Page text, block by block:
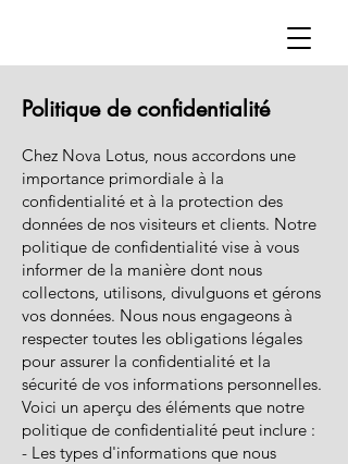
Politique de confidentialité
Chez Nova Lotus, nous accordons une
importance primordiale à la
confidentialité et à la protection des
données de nos visiteurs et clients. Notre
politique de confidentialité vise à vous
informer de la manière dont nous
collectons, utilisons, divulguons et gérons
vos données. Nous nous engageons à
respecter toutes les obligations légales
pour assurer la confidentialité et la
sécurité de vos informations personnelles.
Voici un aperçu des éléments que notre
politique de confidentialité peut inclure :
- Les types d'informations que nous